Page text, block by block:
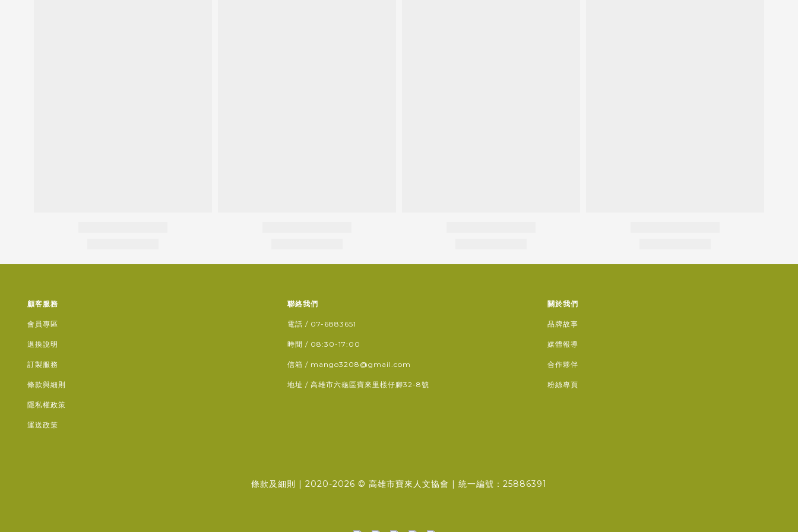
顧客服務
會員專區
退換說明
訂製服務
條款與細則
隱私權政策
運送政策
聯絡我們
電話 / 07-6883651
時間 / 08:30-17:00
信箱 / mango3208@gmail.com
地址 / 高雄市六龜區寶來里檨仔腳32-8號
關於我們
品牌故事
媒體報導
合作夥伴
粉絲專頁
條款及細則 | 2020-2026 © 高雄市寶來人文協會 | 統一編號：25886391